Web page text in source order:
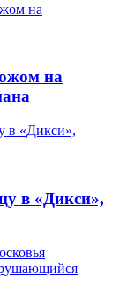
на
в «Дикси»,